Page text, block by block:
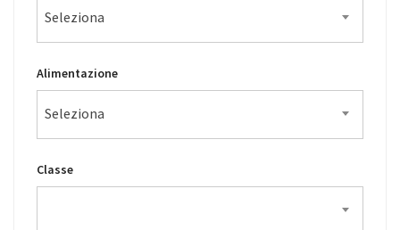
Seleziona
Alimentazione
Seleziona
Classe